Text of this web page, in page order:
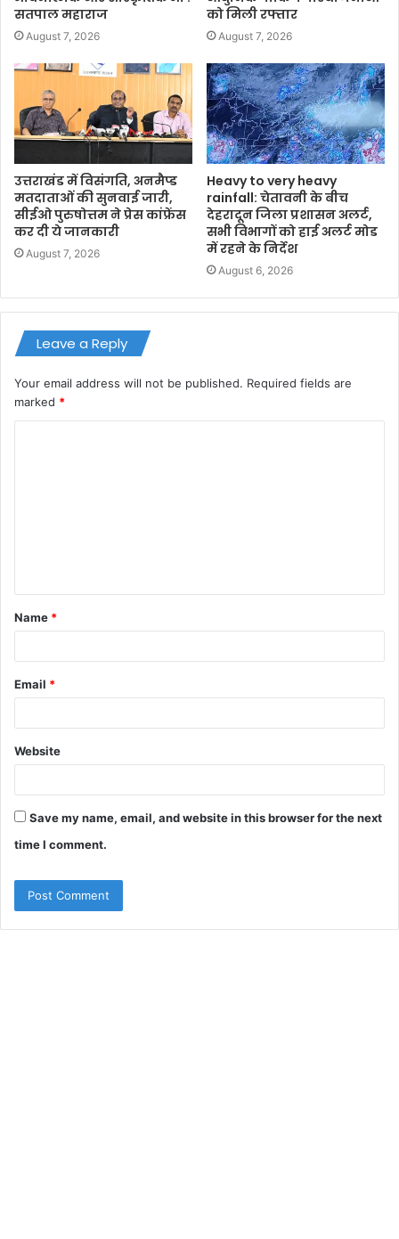
सतपाल महाराज
August 7, 2026
को मिली रफ्तार
August 7, 2026
उत्तराखंड में विसंगति, अनमैप्ड
मतदाताओं की सुनवाई जारी,
सीईओ पुरुषोत्तम ने प्रेस कांफ्रेंस
कर दी ये जानकारी
August 7, 2026
Heavy to very heavy
rainfall: चेतावनी के बीच
देहरादून जिला प्रशासन अलर्ट,
सभी विभागों को हाई अलर्ट मोड
में रहने के निर्देश
August 6, 2026
Leave a Reply
Your email address will not be published. Required fields are
marked *
t
*
Name *
Email *
Website
Save my name, email, and website in this browser for the next
time I comment.